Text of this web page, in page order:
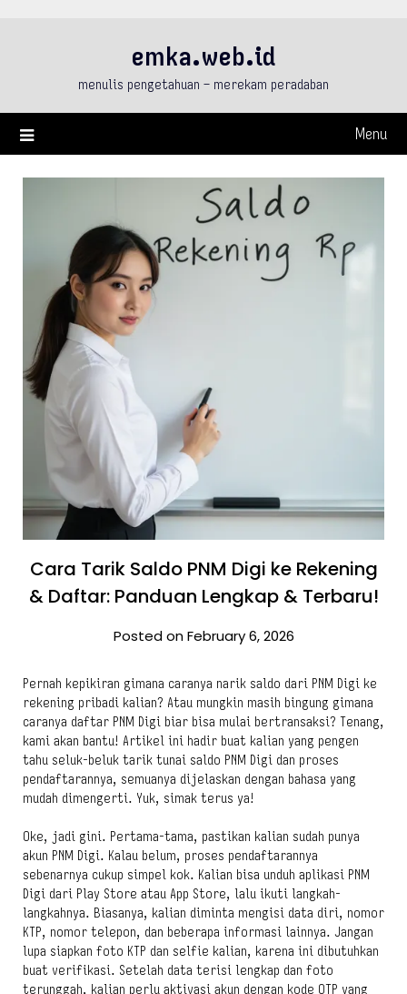
emka.web.id
menulis pengetahuan – merekam peradaban
Menu
Cara Tarik Saldo PNM Digi ke Rekening
& Daftar: Panduan Lengkap & Terbaru!
Posted on February 6, 2026
Pernah kepikiran gimana caranya narik saldo dari PNM Digi ke
rekening pribadi kalian? Atau mungkin masih bingung gimana
caranya daftar PNM Digi biar bisa mulai bertransaksi? Tenang,
kami akan bantu! Artikel ini hadir buat kalian yang pengen
tahu seluk-beluk tarik tunai saldo PNM Digi dan proses
pendaftarannya, semuanya dijelaskan dengan bahasa yang
mudah dimengerti. Yuk, simak terus ya!
Oke, jadi gini. Pertama-tama, pastikan kalian sudah punya
akun PNM Digi. Kalau belum, proses pendaftarannya
sebenarnya cukup simpel kok. Kalian bisa unduh aplikasi PNM
Digi dari Play Store atau App Store, lalu ikuti langkah-
langkahnya. Biasanya, kalian diminta mengisi data diri, nomor
KTP, nomor telepon, dan beberapa informasi lainnya. Jangan
lupa siapkan foto KTP dan selfie kalian, karena ini dibutuhkan
buat verifikasi. Setelah data terisi lengkap dan foto
terunggah, kalian perlu aktivasi akun dengan kode OTP yang